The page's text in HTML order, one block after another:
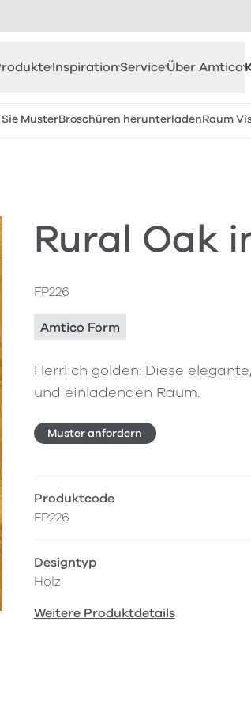
InspirationServiceÜber Amtico
MusterBroschüren herunterladenRaum
Rural Oak
FP226
Amtico Form
Herrlich golden: Diese
und einladenden Raum.
Muster anfordern
Produktcode
FP226
Designtyp
Holz
Weitere Produktdetails